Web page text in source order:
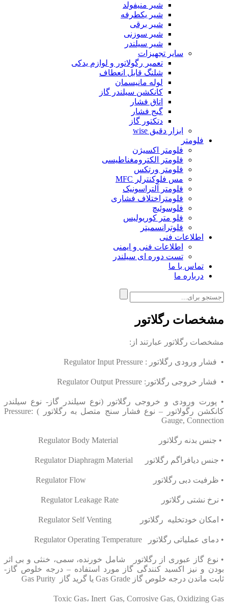
شیر منیفولد
شیر یکطرفه
شیر برقی
شیر سوزنی
شیر سیلندر
سایر تجهیزات
تعمیر رگولاتور و لوازم یدکی
شلنگ قابل انعطاف
لوله مانیسمان
کانکشن سیلندر گاز
اتاق فشار
گیج فشار
دتکتور گاز
ابزار دقیق wise
فلومتر
فلومتر اکسیژن
فلومتر الکترومغناطیسی
فلومتر ورتکس
مس فلوکنترلر MFC
فلومتر آلتراسونیک
فلومتراختلاف فشاری
فلوسوئیچ
فلو متر کوریولیس
فلوترانسمیتر
اطلاعات فنی
اطلاعات فنی و ایمنی
تست دوره ای سیلندر
تماس با ما
درباره ما
مشخصات رگلاتور
مشخصات رگلاتور عبارتند از:
• فشار ورودی رگلاتور : Regulator Input Pressure
• فشار خروجی رگلاتور: Regulator Output Pressure
• پورت ورودی و خروجی رگلاتور (نوع سیلندر گاز- نوع سیلندر
کانکشن رگولاتور – نوع فشار سنج متصل به رگلاتور ) :Pressure
Gauge, Connection
• جنس بدنه رگلاتور
• جنس دیافراگم رگلاتور
• ظرفیت دبی رگلاتور
• نرخ نشتی رگلاتور
• امکان خودتخلیه رگلاتور
• دمای عملیاتی رگلاتور
• نوع گاز عبوری از رگلاتور
شامل خورنده، سمی، خنثی و بی اثر
بودن و نیز اکسید کنندگی گاز مورد استفاده – درجه خلوص گاز-
ثابت ماندن درجه خلوص گاز
Gas Purity یا گرید گاز Gas Grade
Toxic Gas، Inert Gas, Corrosive Gas, Oxidizing Gas